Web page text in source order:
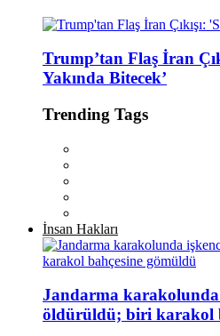
Trump’tan Flaş İran
Yakında Bitecek’
Trending Tags
İnsan Hakları
Jandarma
öldürüldü; biri karakol